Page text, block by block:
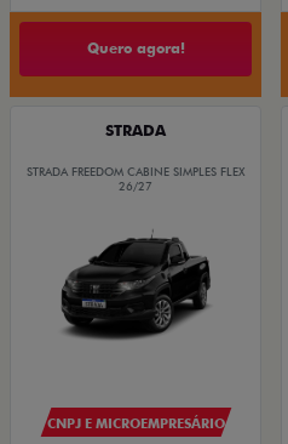
Quero agora!
STRADA
STRADA FREEDOM CABINE SIMPLES FLEX
26/27
CNPJ E MICROEMPRESÁRIO